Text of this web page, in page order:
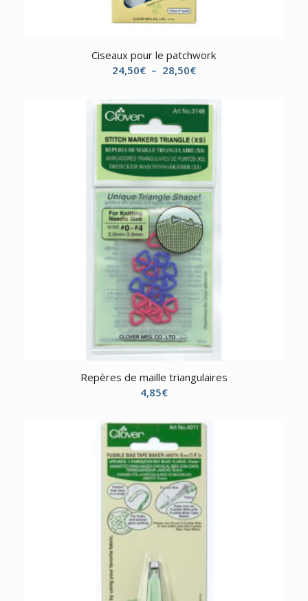
Ciseaux pour le patchwork
24,50€ – 28,50€Plage
prix :
24,50€
à
28,50€
Repères de maille triangulaires
4,85€